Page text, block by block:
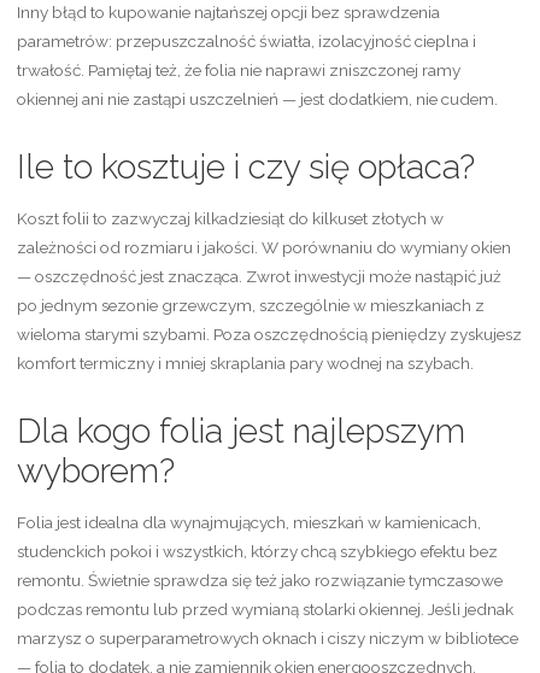
Inny błąd to kupowanie najtańszej opcji bez sprawdzenia
parametrów: przepuszczalność światła, izolacyjność cieplna i
trwałość. Pamiętaj też, że folia nie naprawi zniszczonej ramy
okiennej ani nie zastąpi uszczelnień — jest dodatkiem, nie cudem.
Ile to kosztuje i czy się opłaca?
Koszt folii to zazwyczaj kilkadziesiąt do kilkuset złotych w
zależności od rozmiaru i jakości. W porównaniu do wymiany okien
— oszczędność jest znacząca. Zwrot inwestycji może nastąpić już
po jednym sezonie grzewczym, szczególnie w mieszkaniach z
wieloma starymi szybami. Poza oszczędnością pieniędzy zyskujesz
komfort termiczny i mniej skraplania pary wodnej na szybach.
Dla kogo folia jest najlepszym
wyborem?
Folia jest idealna dla wynajmujących, mieszkań w kamienicach,
studenckich pokoi i wszystkich, którzy chcą szybkiego efektu bez
remontu. Świetnie sprawdza się też jako rozwiązanie tymczasowe
podczas remontu lub przed wymianą stolarki okiennej. Jeśli jednak
marzysz o superparametrowych oknach i ciszy niczym w bibliotece
— folia to dodatek, a nie zamiennik okien energooszczędnych.